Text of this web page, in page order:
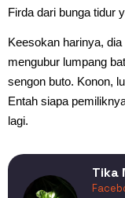
Firda dari bunga tidur
Keesokan harinya,
mengubur lumpang
sengon buto. Konon,
Entah siapa
lagi.
Tika